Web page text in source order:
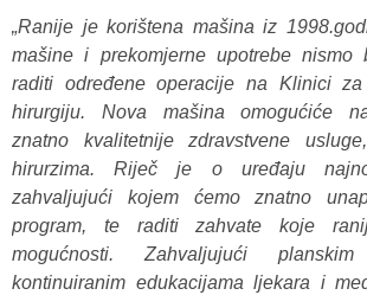
„Ranije je korištena mašina iz
mašine i prekomjerne upotrebe nismo
raditi određene operacije na Klinici za
hirurgiju. Nova mašina omogućiće
znatno kvalitetnije zdravstvene
hirurzima. Riječ je o uređaju
zahvaljujući kojem ćemo znatno
program, te raditi zahvate koje
mogućnosti. Zahvaljujući
kontinuiranim edukacijama ljekara i